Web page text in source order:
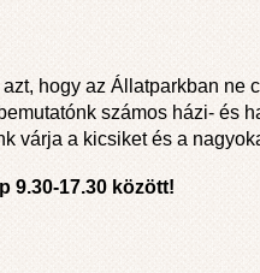
hogy az Állatparkban
számos házi- és
várja a kicsiket és a
9.30-17.30 között!